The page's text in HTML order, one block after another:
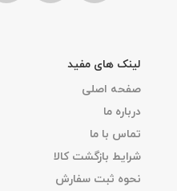
لینک های مفید
صفحه اصلی
درباره ما
تماس با ما
شرایط بازگشت کالا
نحوه ثبت سفارش